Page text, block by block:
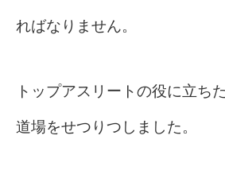
ればなりません。
トップアスリートの役に立ち
道場をせつりつしました。